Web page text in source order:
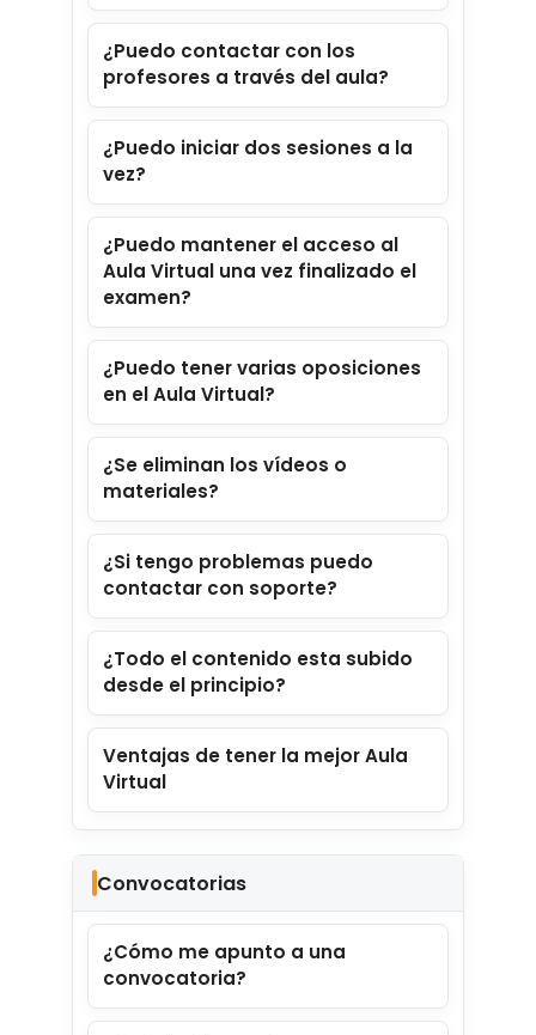
¿Puedo contactar con los
profesores a través del aula?
¿Puedo iniciar dos sesiones a la
vez?
¿Puedo mantener el acceso al
Aula Virtual una vez finalizado el
examen?
¿Puedo tener varias oposiciones
en el Aula Virtual?
¿Se eliminan los vídeos o
materiales?
¿Si tengo problemas puedo
contactar con soporte?
¿Todo el contenido esta subido
desde el principio?
progresiva
Ventajas de tener la mejor Aula
Virtual
Convocatorias
¿Cómo me apunto a una
convocatoria?